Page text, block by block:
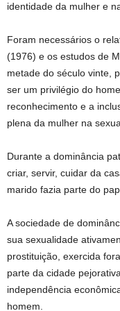
identidade da mulher e
Foram necessários o
(1976) e os estudos de
metade do século vinte,
ser um privilégio do
reconhecimento e a
plena da mulher na
Durante a dominância
criar, servir, cuidar da
marido fazia parte do
A sociedade de
sua sexualidade
prostituição, exercida
parte da cidade
independência
homem.